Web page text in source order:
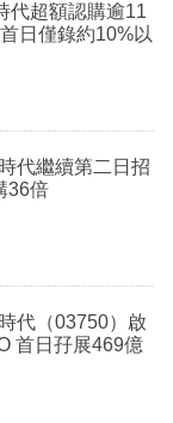
代超額認購逾11
日僅錄約10%以
代繼續第二日招
36倍
代（03750）啟
首日孖展469億